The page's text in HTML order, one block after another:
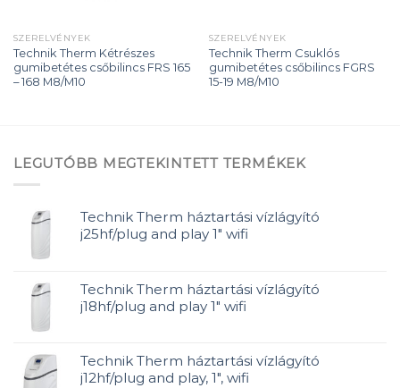
SZERELVÉNYEK
Technik Therm Kétrészes
gumibetétes csőbilincs FRS 165
– 168 M8/M10
SZERELVÉNYEK
Technik Therm Csuklós
gumibetétes csőbilincs FGRS
15-19 M8/M10
LEGUTÓBB MEGTEKINTETT TERMÉKEK
Technik Therm háztartási vízlágyító
j25hf/plug and play 1" wifi
Technik Therm háztartási vízlágyító
j18hf/plug and play 1" wifi
Technik Therm háztartási vízlágyító
j12hf/plug and play, 1", wifi